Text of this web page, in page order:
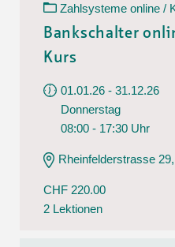
Zahlsysteme online /
Bankschalter
Kurs
01.01.26 - 31.12.26
Donnerstag
08:00 - 17:30 Uhr
Rheinfelderstrasse
CHF 220.00
2 Lektionen